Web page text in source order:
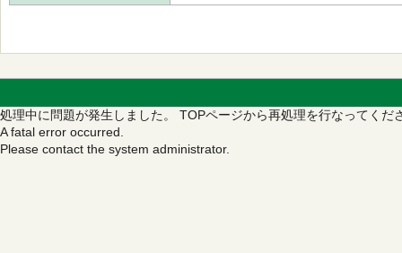
処理中に問題が発生しました。 TOPページから再処理を行なってくだ
A fatal error occurred.
Please contact the system administrator.